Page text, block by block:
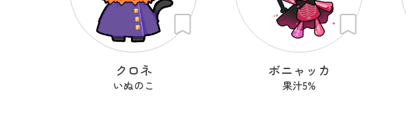
クロネ
いぬのこ
ボニャッカ
果汁5%